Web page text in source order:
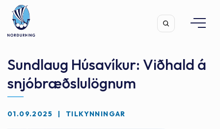
Leita
Sundlaug Húsavíkur: Viðhald á
snjóbræðslulögnum
01.09.2025 TILKYNNINGAR